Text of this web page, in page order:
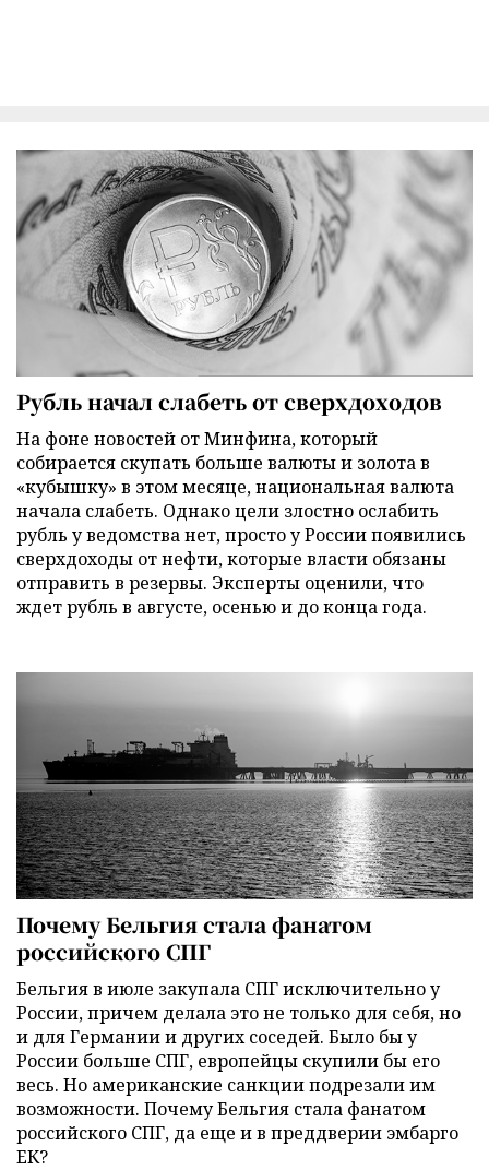
Рубль начал слабеть от сверхдоходов
На фоне новостей от Минфина, который
собирается скупать больше валюты и золота в
«кубышку» в этом месяце, национальная валюта
начала слабеть. Однако цели злостно ослабить
рубль у ведомства нет, просто у России появились
сверхдоходы от нефти, которые власти обязаны
отправить в резервы. Эксперты оценили, что
ждет рубль в августе, осенью и до конца года.
Почему Бельгия стала фанатом
российского СПГ
Бельгия в июле закупала СПГ исключительно у
России, причем делала это не только для себя, но
и для Германии и других соседей. Было бы у
России больше СПГ, европейцы скупили бы его
весь. Но американские санкции подрезали им
возможности. Почему Бельгия стала фанатом
российского СПГ, да еще и в преддверии эмбарго
ЕК?